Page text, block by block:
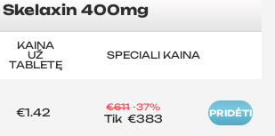
Skelaxin 400mg
KAINA
UŽ
TABLETĘ
SPECIALI KAINA
€1.42 €611 -37%
Tik €383 PRIDĖTI